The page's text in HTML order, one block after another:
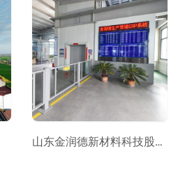
山东金润德新材料科技股份有限公司